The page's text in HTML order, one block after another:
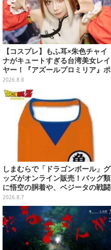
【コスプレ】もふ耳×朱色チャイ
ナがキュートすぎる台湾美女レイ
ヤー！『アズールプロミリア』ポ
ンポンが狐娘スタイルで魅せる
【写真9枚】
2026.8.8
しまむらで「ドラゴンボール」グ
ッズがオンライン販売！バッグ類
に悟空の胴着や、ベジータの戦闘
服を大胆デザイン
2026.8.7